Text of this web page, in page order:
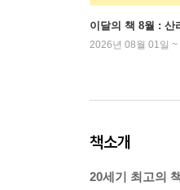
이달의 책 8월 : 산
2026년 08월 01일 ~
책소개
20세기 최고의